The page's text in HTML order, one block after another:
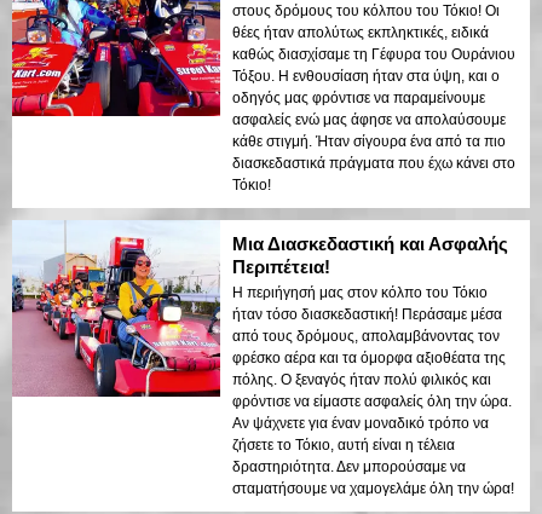
στους δρόμους του κόλπου του Τόκιο! Οι
θέες ήταν απολύτως εκπληκτικές, ειδικά
καθώς διασχίσαμε τη Γέφυρα του Ουράνιου
Τόξου. Η ενθουσίαση ήταν στα ύψη, και ο
οδηγός μας φρόντισε να παραμείνουμε
ασφαλείς ενώ μας άφησε να απολαύσουμε
κάθε στιγμή. Ήταν σίγουρα ένα από τα πιο
διασκεδαστικά πράγματα που έχω κάνει στο
Τόκιο!
Μια Διασκεδαστική και Ασφαλής
Περιπέτεια!
Η περιήγησή μας στον κόλπο του Τόκιο
ήταν τόσο διασκεδαστική! Περάσαμε μέσα
από τους δρόμους, απολαμβάνοντας τον
φρέσκο αέρα και τα όμορφα αξιοθέατα της
πόλης. Ο ξεναγός ήταν πολύ φιλικός και
φρόντισε να είμαστε ασφαλείς όλη την ώρα.
Αν ψάχνετε για έναν μοναδικό τρόπο να
ζήσετε το Τόκιο, αυτή είναι η τέλεια
δραστηριότητα. Δεν μπορούσαμε να
σταματήσουμε να χαμογελάμε όλη την ώρα!